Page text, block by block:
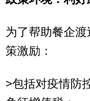
为了帮助餐企
策激励：
>包括对疫情防